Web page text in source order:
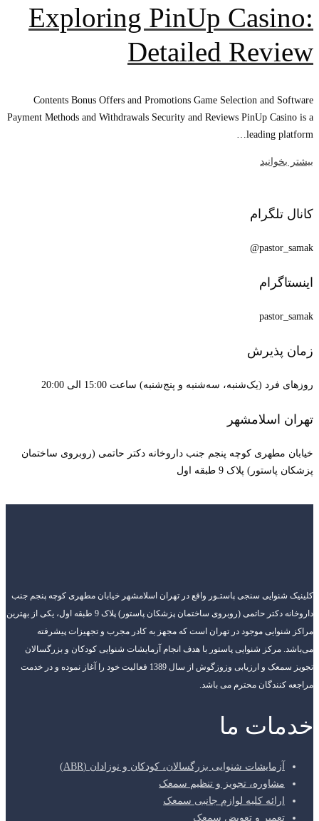
Exploring PinUp Casino:
Detailed Review
Contents Bonus Offers and Promotions Game Selection and Software
Payment Methods and Withdrawals Security and Reviews PinUp Casino is a
leading platform…
بیشتر بخوانید
کانال تلگرام
pastor_samak@
اینستاگرام
pastor_samak
زمان پذیرش
روزهای فرد (یک‌شنبه، سه‌شنبه و پنج‌شنبه) ساعت 15:00 الی 20:00
تهران اسلامشهر
خیابان مطهری کوچه پنجم جنب داروخانه دکتر حاتمی (روبروی ساختمان
پزشکان پاستور) پلاک 9 طبقه اول
کلینیک شنوایی سنجی پاستـور واقع در تهران اسلامشهر خیابان مطهری کوچه پنجم جنب
داروخانه دکتر حاتمی (روبروی ساختمان پزشکان پاستور) پلاک 9 طبقه اول، یکی از بهترین
مراکز شنوایی موجود در تهران است که مجهز به کادر مجرب و تجهیزات پیشرفته
می‌باشد. مرکز شنوایی پاستور با هدف انجام آزمایشات شنوایی کودکان و بزرگسالان
تجویز سمعک و ارزیابی وزوزگوش از سال 1389 فعالیت خود را آغاز نموده و در خدمت
مراجعه کنندگان محترم می باشد.
خدمات ما
آزمایشات شنوایی بزرگسالان، کودکان و نوزادان (ABR)
مشاوره، تجویز و تنظیم سمعک
ارائه کلیه لوازم جانبی سمعک
تعمیر و تعویض سمعک